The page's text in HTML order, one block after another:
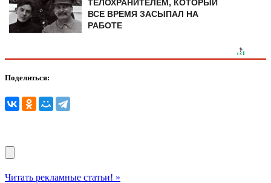
ТЕЛОХРАНИТЕЛЕМ, КОТОРЫЙ
ВСЕ ВРЕМЯ ЗАСЫПАЛ НА
РАБОТЕ
Поделиться:
Читать рекламные статьи! »